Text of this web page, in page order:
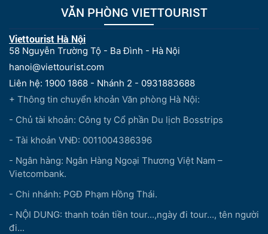
VĂN PHÒNG VIETTOURIST
Viettourist Hà Nội
58 Nguyễn Trường Tộ - Ba Đình - Hà Nội
hanoi@viettourist.com
Liên hệ: 1900 1868 - Nhánh 2 - 0931883688
+ Thông tin chuyển khoản Văn phòng Hà Nội:
- Chủ tài khoản: Công ty Cổ phần Du lịch Bosstrips
- Tài khoản VNĐ: 0011004386396
- Ngân hàng: Ngân Hàng Ngoại Thương Việt Nam –
Vietcombank.
- Chi nhánh: PGĐ Phạm Hồng Thái.
- NỘI DUNG: thanh toán tiền tour...,ngày đi tour..., tên người
đi...